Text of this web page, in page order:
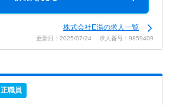
株式会社E湯の求人一覧
更新日：2025/07/24 求人番号：9859409
正職員